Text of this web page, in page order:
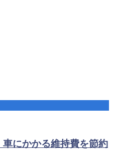
車にかかる維持費を節約